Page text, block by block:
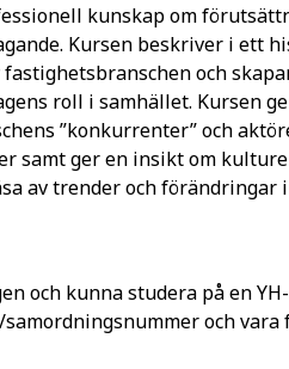
kunskap om
Kursen beskriver i ett
och
roll i samhället. Kursen
”konkurrenter” och
samt ger en insikt om
av trender och förändringar
och kunna studera på en
och vara